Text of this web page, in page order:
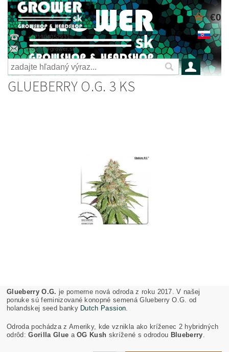
+421904052931
grower@grower.sk
€0
GLUEBERRY O.G. 3 KS
Glueberry O.G. je pomerne nová odroda z roku 2017. V našej
ponuke sú feminizované konopné semená Glueberry O.G. od
holandskej seed banky Dutch Passion
Odroda pochádza z Ameriky, kde vznikla ako kríženec 2 hybridných
odrôd:Gorilla Glue aOG Kush skrížené s odrodou Blueberry